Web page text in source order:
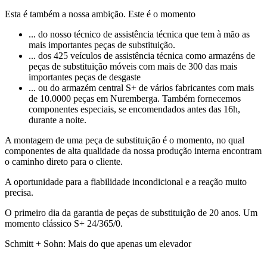
Esta é também a nossa ambição. Este é o momento
... do nosso técnico de assistência técnica que tem à mão as
mais importantes peças de substituição.
... dos 425 veículos de assistência técnica como armazéns de
peças de substituição móveis com mais de 300 das mais
importantes peças de desgaste
... ou do armazém central S+ de vários fabricantes com mais
de 10.0000 peças em Nuremberga. Também fornecemos
componentes especiais, se encomendados antes das 16h,
durante a noite.
A montagem de uma peça de substituição é o momento, no qual
componentes de alta qualidade da nossa produção interna encontram
o caminho direto para o cliente.
A oportunidade para a fiabilidade incondicional e a reação muito
precisa.
O primeiro dia da garantia de peças de substituição de 20 anos. Um
momento clássico S+ 24/365/0.
Schmitt + Sohn: Mais do que apenas um elevador